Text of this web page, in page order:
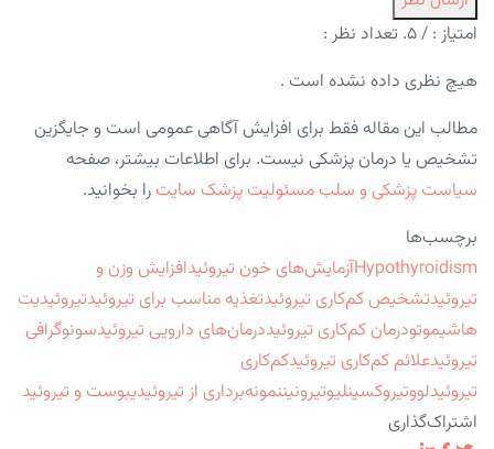
امتیاز : / ۵. تعداد نظر :
هیچ نظری داده نشده است .
مطالب این مقاله فقط برای افزایش آگاهی عمومی است و جایگزین
تشخیص یا درمان پزشکی نیست. برای اطلاعات بیشتر، صفحه
سیاست پزشکی و سلب مسئولیت پزشک سایت را بخوانید.
برچسب‌ها
Hypothyroidismآزمایش‌های خون تیروئیدافزایش وزن و
تیروئیدتشخیص کم‌کاری تیروئیدتغذیه مناسب برای تیروئیدتیروئیدیت
هاشیموتودرمان کم‌کاری تیروئیددرمان‌های دارویی تیروئیدسونوگرافی
تیروئیدعلائم کم‌کاری تیروئیدکم‌کاری
تیروئیدلووتیروکسینلیوتیرونیننمونه‌برداری از تیروئیدیبوست و تیروئید
اشتراک‌گذاری